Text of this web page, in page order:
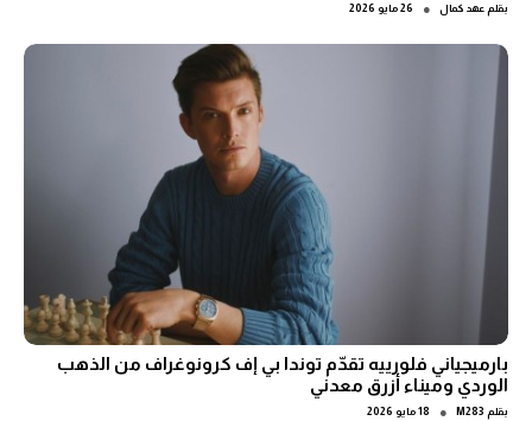
بقلم عهد كمال ● 26 مايو 2026
بارميجياني فلورييه تقدّم توندا بي إف كرونوغراف من الذهب
الوردي وميناء أزرق معدني
بقلم M283
● 18 مايو 2026